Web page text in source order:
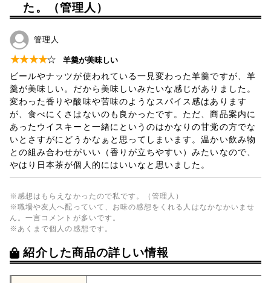
た。（管理人）
管理人
★★★★☆ 羊羹が美味しい
ビールやナッツが使われている一見変わった羊羹ですが、羊
羹が美味しい。だから美味しいみたいな感じがありました。
変わった香りや酸味や苦味のようなスパイス感はあります
が、食べにくさはないのも良かったです。ただ、商品案内に
あったウイスキーと一緒にというのはかなりの甘党の方でな
いとさすがにどうかなぁと思ってしまいます。温かい飲み物
との組み合わせがいい（香りが立ちやすい）みたいなので、
やはり日本茶が個人的にはいいなと思いました。
※感想はもらえなかったので私です。（管理人）
※職場や友人へ配っていて、お味の感想をくれる人はなかなかいませ
ん。一言コメントが多いです。
※あくまで個人の感想です。
紹介した商品の詳しい情報